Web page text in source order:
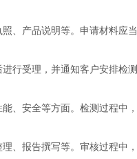
、产品说明等。申请材料应
行受理，并通知客户安排检测
、安全等方面。检测过程中
、报告撰写等。审核过程中